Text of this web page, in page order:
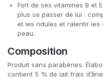
Fort de ses vitamines B et
plus se passer de lui :
et les ridules et ralentir
peau.
Composition
Produit sans parabènes.
contient 5 % de lait frais